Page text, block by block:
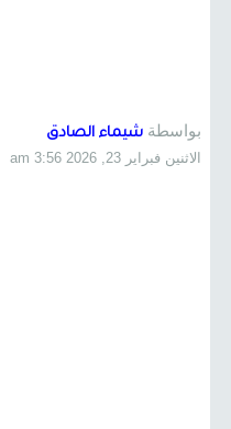
بواسطة شيماء الصادق
الاثنين فبراير 23, 2026 3:56 am